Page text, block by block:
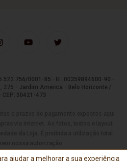
0001-85 - IE: 00359894600-90 -
275 - Jardim America - Belo Horizonte /
CEP: 30421-473
ajudar a melhorar a sua experiência